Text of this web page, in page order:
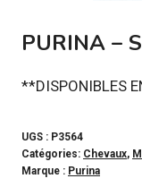
PURINA –
**DISPONIBLES
UGS : P3564
Catégories: Chevaux,
Marque : Purina